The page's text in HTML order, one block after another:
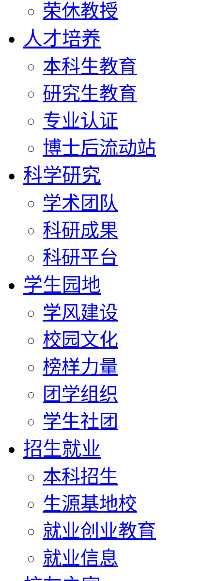
荣休教授
人才培养
本科生教育
研究生教育
专业认证
博士后流动站
科学研究
学术团队
科研成果
科研平台
学生园地
学风建设
校园文化
榜样力量
团学组织
学生社团
招生就业
本科招生
生源基地校
就业创业教育
就业信息